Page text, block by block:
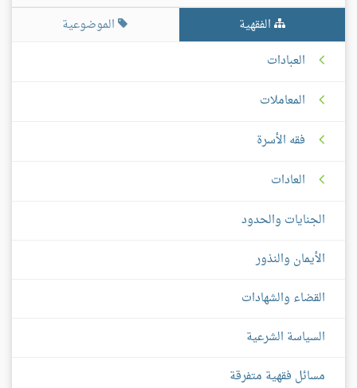
الفقهية
الموضوعية
العبادات
المعاملات
فقه الأسرة
العادات
الجنايات والحدود
الأيمان والنذور
القضاء والشهادات
السياسة الشرعية
مسائل فقهية متفرقة